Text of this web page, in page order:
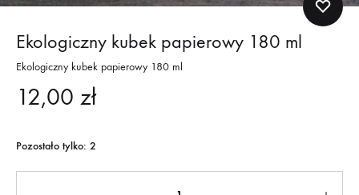
Ekologiczny kubek papierowy 180 ml
Ekologiczny kubek papierowy 180 ml
12,00 zł
Pozostało tylko: 2